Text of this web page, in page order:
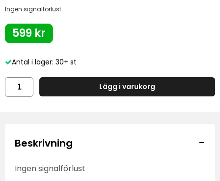
Ingen signalförlust
599 kr
Antal i lager: 30+ st
Lägg i varukorg
Beskrivning -
Ingen signalförlust